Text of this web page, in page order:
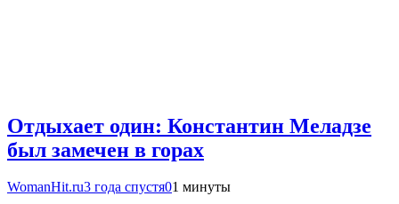
Отдыхает один: Константин Меладзе
был замечен в горах
WomanHit.ru3 года спустя01 минуты